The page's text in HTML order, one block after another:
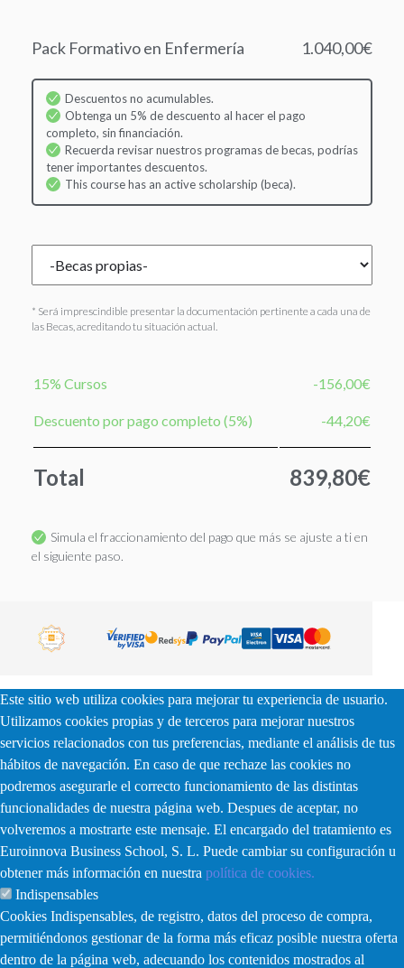
Pack Formativo en Enfermería 1.040,00€
Descuentos no acumulables.
Obtenga un 5% de descuento al hacer el pago
completo, sin financiación.
Recuerda revisar nuestros programas de becas, podrías
tener importantes descuentos.
This course has an active scholarship (beca).
* Será imprescindible presentar la documentación pertinente a cada una de
las Becas, acreditando tu situación actual.
15% Cursos -156,00€
Descuento por pago completo (5%) -44,20€
Total 839,80€
Simula el fraccionamiento del pago que más se ajuste a ti en
el siguiente paso.
Este sitio web utiliza cookies para mejorar tu experiencia de usuario.
Utilizamos cookies propias y de terceros para mejorar nuestros
servicios relacionados con tus preferencias, mediante el análisis de tus
hábitos de navegación. En caso de que rechaze las cookies no
podremos asegurarle el correcto funcionamiento de las distintas
funcionalidades de nuestra página web. Despues de aceptar, no
volveremos a mostrarte este mensaje. El encargado del tratamiento es
Euroinnova Business School, S. L. Puede cambiar su configuración u
obtener más información en nuestra política de cookies.
Indispensables
Cookies Indispensables, de registro, datos del proceso de compra,
permitiéndonos gestionar de la forma más eficaz posible nuestra oferta
dentro de la página web, adecuando los contenidos mostrados al